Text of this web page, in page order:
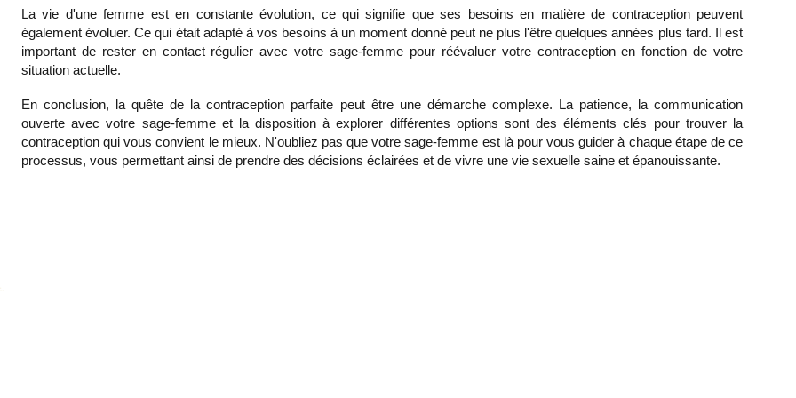
La vie d'une femme est en constante évolution, ce qui signifie que ses besoins en matière de contraception peuvent
également évoluer. Ce qui était adapté à vos besoins à un moment donné peut ne plus l'être quelques années plus tard. Il est
important de rester en contact régulier avec votre sage-femme pour réévaluer votre contraception en fonction de votre
situation actuelle.
En conclusion, la quête de la contraception parfaite peut être une démarche complexe. La patience, la communication
ouverte avec votre sage-femme et la disposition à explorer différentes options sont des éléments clés pour trouver la
contraception qui vous convient le mieux. N'oubliez pas que votre sage-femme est là pour vous guider à chaque étape de ce
processus, vous permettant ainsi de prendre des décisions éclairées et de vivre une vie sexuelle saine et épanouissante.